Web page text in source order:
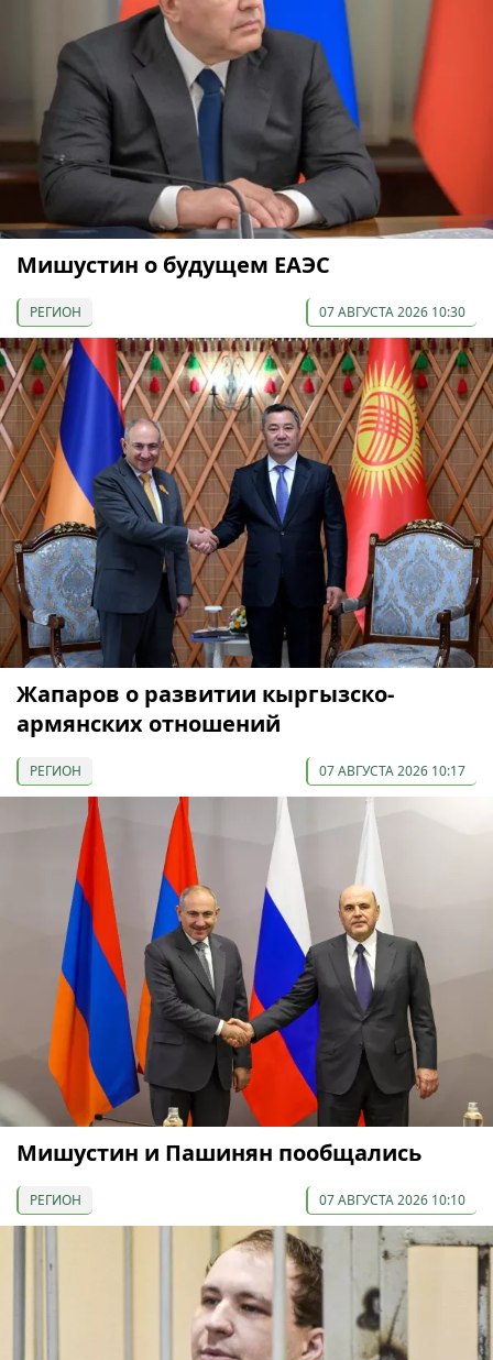
Мишустин о будущем ЕАЭС
РЕГИОН 07 АВГУСТА 2026 10:30
Жапаров о развитии кыргызско-
армянских отношений
РЕГИОН 07 АВГУСТА 2026 10:17
Мишустин и Пашинян пообщались
РЕГИОН 07 АВГУСТА 2026 10:10